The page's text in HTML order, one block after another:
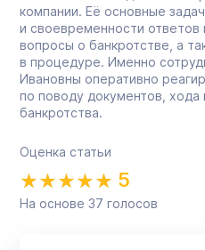
компании. Её основные
и своевременности
вопросы о банкротстве, а
в процедуре. Именно
Ивановны оперативно
по поводу документов, хода
банкротства.
Оценка статьи
5
На основе 37 голосов